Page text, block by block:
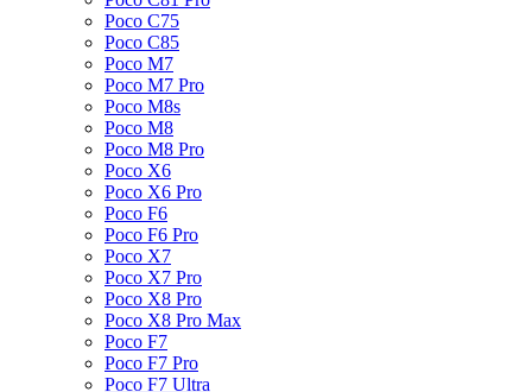
Poco C75
Poco C85
Poco M7
Poco M7 Pro
Poco M8s
Poco M8
Poco M8 Pro
Poco X6
Poco X6 Pro
Poco F6
Poco F6 Pro
Poco X7
Poco X7 Pro
Poco X8 Pro
Poco X8 Pro Max
Poco F7
Poco F7 Pro
Poco F7 Ultra